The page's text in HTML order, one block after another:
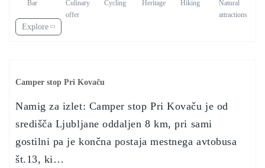
Explore
Camper stop Pri Kovaču
Namig za izlet: Camper stop Pri Kovaču je od
središča Ljubljane oddaljen 8 km, pri sami
gostilni pa je končna postaja mestnega avtobusa
št.13, ki…